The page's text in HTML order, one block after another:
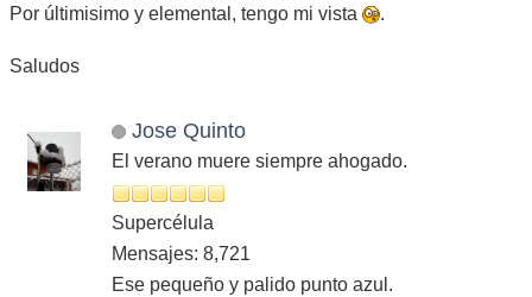
Por últimisimo y elemental, tengo mi vista
.
Saludos
Jose Quinto
El verano muere siempre ahogado.
Supercélula
Mensajes: 8,721
Ese pequeño y palido punto azul.